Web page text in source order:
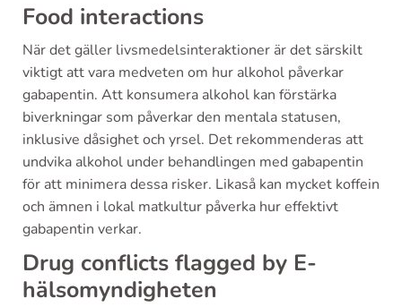
Food interactions
När det gäller livsmedelsinteraktioner är det särskilt
viktigt att vara medveten om hur alkohol påverkar
gabapentin. Att konsumera alkohol kan förstärka
biverkningar som påverkar den mentala statusen,
inklusive dåsighet och yrsel. Det rekommenderas att
undvika alkohol under behandlingen med gabapentin
för att minimera dessa risker. Likaså kan mycket koffein
och ämnen i lokal matkultur påverka hur effektivt
gabapentin verkar.
Drug conflicts flagged by E-
hälsomyndigheten